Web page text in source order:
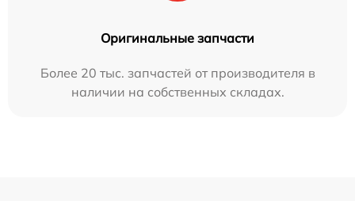
Оригинальные запчасти
Более 20 тыс. запчастей от производителя в
наличии на собственных складах.